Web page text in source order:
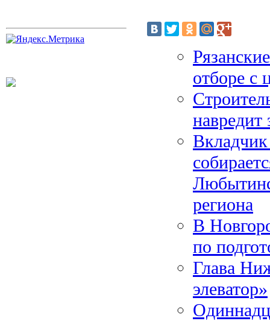
отборе с
навредит
Вкладчик
региона
В
по
Глава
элеватор»